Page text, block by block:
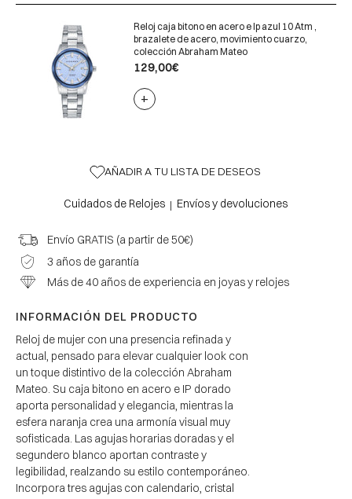
Reloj caja bitono en acero e Ip azul 10 Atm ,
brazalete de acero, movimiento cuarzo,
colección Abraham Mateo
129,00€
+
AÑADIR A TU LISTA DE DESEOS
Cuidados de Relojes | Envíos y devoluciones
Envío GRATIS (a partir de 50€)
3 años de garantía
Más de 40 años de experiencia en joyas y relojes
INFORMACIÓN DEL PRODUCTO
Reloj de mujer con una presencia refinada y
actual, pensado para elevar cualquier look con
un toque distintivo de la colección Abraham
Mateo. Su caja bitono en acero e IP dorado
aporta personalidad y elegancia, mientras la
esfera naranja crea una armonía visual muy
sofisticada. Las agujas horarias doradas y el
segundero blanco aportan contraste y
legibilidad, realzando su estilo contemporáneo.
Incorpora tres agujas con calendario, cristal